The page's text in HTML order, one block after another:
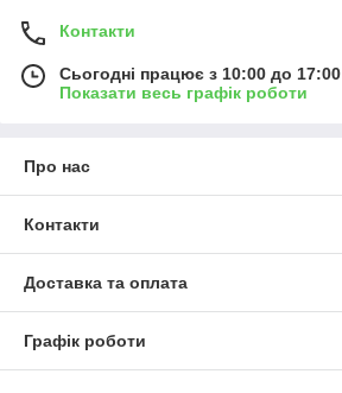
Контакти
Сьогодні працює з 10:00 до 17:00
Показати весь графік роботи
Про нас
Контакти
Доставка та оплата
Графік роботи